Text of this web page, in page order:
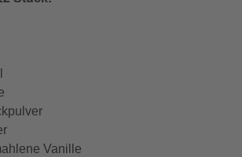
Vanille